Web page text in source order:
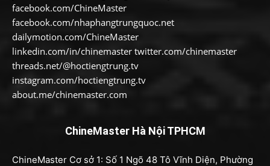
facebook.com/ChineMaster
facebook.com/nhaphangtrungquoc.net
dailymotion.com/ChineMaster
linkedin.com/in/chinemaster twitter.com/chinemaster
threads.net/@hoctiengtrung.tv
instagram.com/hoctiengtrung.tv
about.me/chinemaster.com
ChineMaster Hà Nội TPHCM
ChineMaster Cơ sở 1: Số 1 Ngõ 48 Tô Vĩnh Diện, Phường